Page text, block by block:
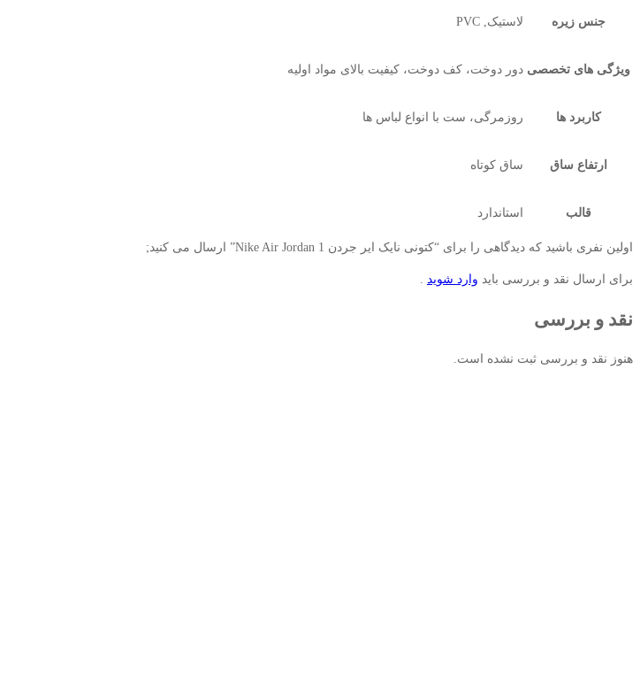
جنس زیره لاستیک, PVC
ویژگی های تخصصی دور دوخت، کف دوخت، کیفیت بالای مواد اولیه
کاربرد ها روزمرگی، ست با انواع لباس ها
ارتفاع ساق ساق کوتاه
قالب استاندارد
اولین نفری باشید که دیدگاهی را برای “کتونی نایک ایر جردن Nike Air Jordan 1” ارسال می کنید;
برای ارسال نقد و بررسی باید وارد شوید .
نقد و بررسی
هنوز نقد و بررسی ثبت نشده است.